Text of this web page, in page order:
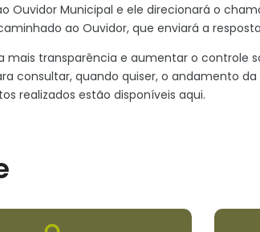
Ouvidor Municipal e ele direcionará o
ao Ouvidor, que enviará a
mais transparência e aumentar o controle
consultar, quando quiser, o andamento
realizados estão disponíveis aqui.